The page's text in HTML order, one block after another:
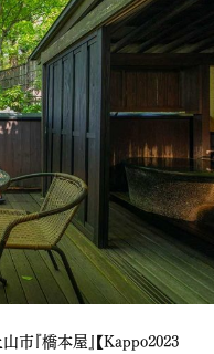
市『橋本屋』【Kappo2023